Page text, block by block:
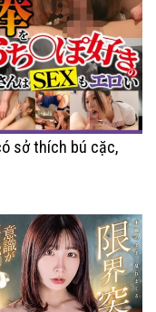
sở thích bú cặc,